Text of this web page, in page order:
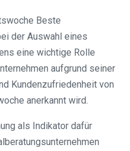
Beste
der Auswahl eines
eine wichtige Rolle
aufgrund seiner
Kundenzufriedenheit von
anerkannt wird.
als Indikator dafür